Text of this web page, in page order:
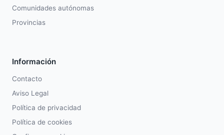
Comunidades autónomas
Provincias
Información
Contacto
Aviso Legal
Política de privacidad
Política de cookies